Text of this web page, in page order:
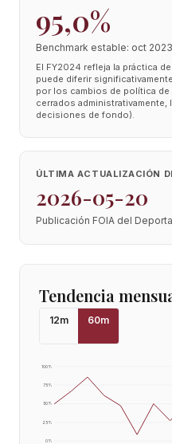
95,0%
Benchmark estable: oct
El FY2024 refleja la práctica
puede diferir
por los cambios de política
cerrados administrativamente,
decisiones de fondo).
ÚLTIMA ACTUALIZACIÓN
2026-05-20
Publicación FOIA del
Tendencia
12m 60m
0%
25%
50%
75%
100%